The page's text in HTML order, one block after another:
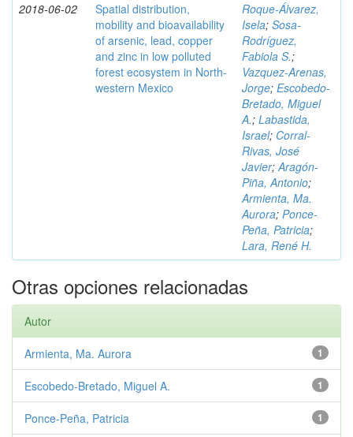
2018-06-02
Spatial distribution,
mobility and bioavailability
of arsenic, lead, copper
and zinc in low polluted
forest ecosystem in North-
western Mexico
Roque-Álvarez,
Isela; Sosa-
Rodríguez,
Fabiola S.;
Vazquez-Arenas,
Jorge; Escobedo-
Bretado, Miguel
A.; Labastida,
Israel; Corral-
Rivas, José
Javier;Aragón-
Piña, Antonio;
Armienta, Ma.
Aurora; Ponce-
Peña, Patricia;
Lara, René H.
Otras opciones relacionadas
Autor
1
Armienta, Ma. Aurora
1
Escobedo-Bretado, Miguel A.
1
Ponce-Peña, Patricia